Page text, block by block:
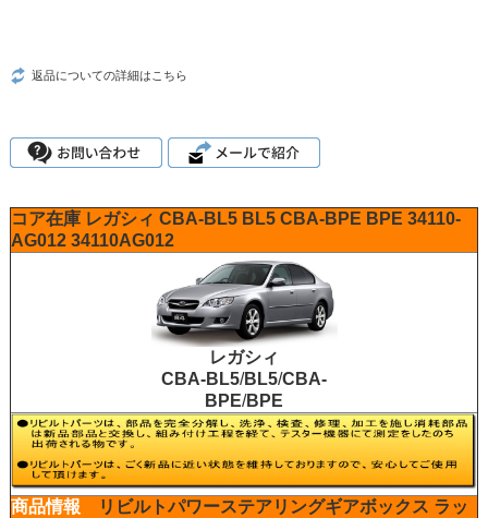
返品についての詳細はこちら
コア在庫 レガシィ CBA-BL5 BL5 CBA-BPE BPE 34110-
AG012 34110AG012
レガシィ
CBA-BL5/BL5/CBA-
BPE/BPE
商品情報 リビルトパワーステアリングギアボックス ラッ